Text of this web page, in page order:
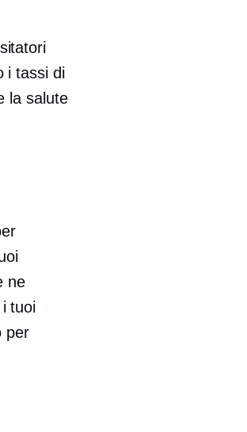
i tassi di
la salute
ne
tuoi
per